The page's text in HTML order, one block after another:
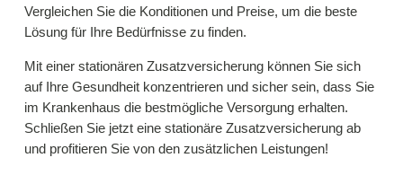
Vergleichen Sie die Konditionen und Preise, um die beste
Lösung für Ihre Bedürfnisse zu finden.
Mit einer stationären Zusatzversicherung können Sie sich
auf Ihre Gesundheit konzentrieren und sicher sein, dass Sie
im Krankenhaus die bestmögliche Versorgung erhalten.
Schließen Sie jetzt eine stationäre Zusatzversicherung ab
und profitieren Sie von den zusätzlichen Leistungen!